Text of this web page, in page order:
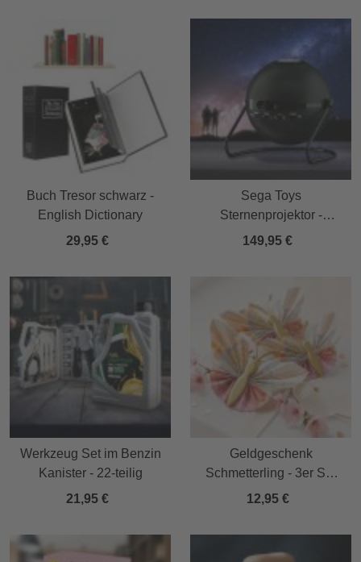
Buch Tresor schwarz -
English Dictionary
29,95 €
Sega Toys
Sternenprojektor -
schwarz
149,95 €
Werkzeug Set im Benzin
Kanister - 22-teilig
21,95 €
Geldgeschenk
Schmetterling - 3er Set
Geschenkverpackung für
12,95 €